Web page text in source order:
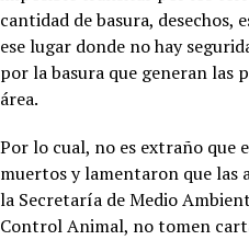
cantidad de basura, desechos,
ese lugar donde no hay
por la basura que generan las
área.
Por lo cual, no es extraño que
muertos y lamentaron que las
la Secretaría de Medio
Control Animal, no tomen